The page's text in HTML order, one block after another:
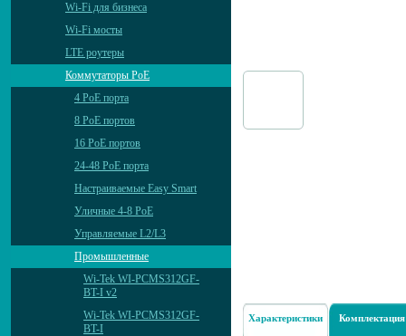
Wi-Fi для бизнеса
Wi-Fi мосты
LTE роутеры
Коммутаторы PoE
4 PoE порта
8 PoE портов
16 PoE портов
24-48 PoE порта
Настраиваемые Easy Smart
Уличные 4-8 PoE
Управляемые L2/L3
Промышленные
Wi-Tek WI-PCMS312GF-
BT-I v2
Wi-Tek WI-PCMS312GF-
BT-I
Характеристики Комплектация